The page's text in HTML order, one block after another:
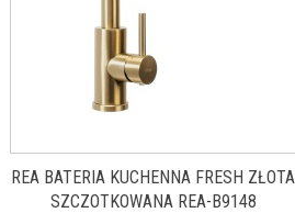
REA BATERIA KUCHENNA FRESH ZŁOTA
SZCZOTKOWANA REA-B9148